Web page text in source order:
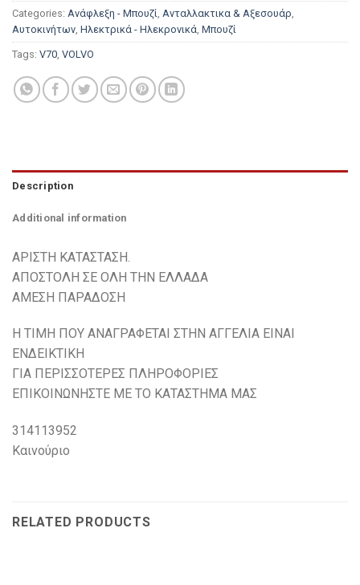
Categories: Ανάφλεξη - Μπουζί Ανταλλακτικα & Αξεσουάρ
Αυτοκινήτων Ηλεκτρικά - Ηλεκρονικά Μπουζί
Tags: V70 VOLVO
Description
Additional information
ΑΡΙΣΤΗ ΚΑΤΑΣΤΑΣΗ.
ΑΠΟΣΤΟΛΗ ΣΕ ΟΛΗ ΤΗΝ ΕΛΛΑΔΑ
ΑΜΕΣΗ ΠΑΡΑΔΟΣΗ
H ΤΙΜH ΠΟΥ ΑΝΑΓΡΑΦΕΤΑΙ ΣΤHN ΑΓΓΕΛΙA ΕΙΝΑΙ
ΕΝΔΕΙΚΤΙΚH
ΓΙΑ ΠΕΡΙΣΣΟΤΕΡΕΣ ΠΛΗΡΟΦΟΡΙΕΣ
ΕΠΙΚΟΙΝΩΝΗΣΤΕ ΜΕ ΤΟ ΚΑΤΑΣΤΗΜΑ ΜΑΣ
314113952
Καινούριο
RELATED PRODUCTS